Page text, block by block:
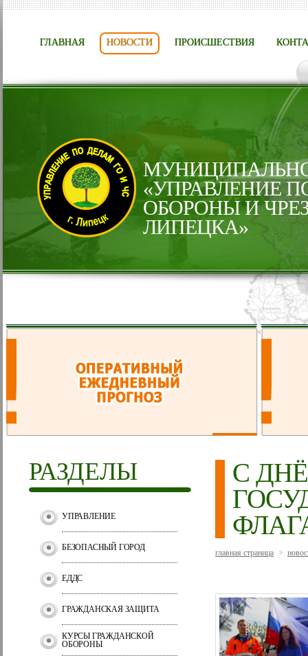
ГЛАВНАЯ НОВОСТИ ПРОИСШЕСТВИЯ
«УПРАВЛЕНИЕ
ОБОРОНЫ И
ЛИПЕЦКА»
РАЗДЕЛЫ
УПРАВЛЕНИЕ
БЕЗОПАСНЫЙ ГОРОД
ЕДДС
ГРАЖДАНСКАЯ ЗАЩИТА
КУРСЫ ГРАЖДАНСКОЙ
ОБОРОНЫ
С
главная страница >